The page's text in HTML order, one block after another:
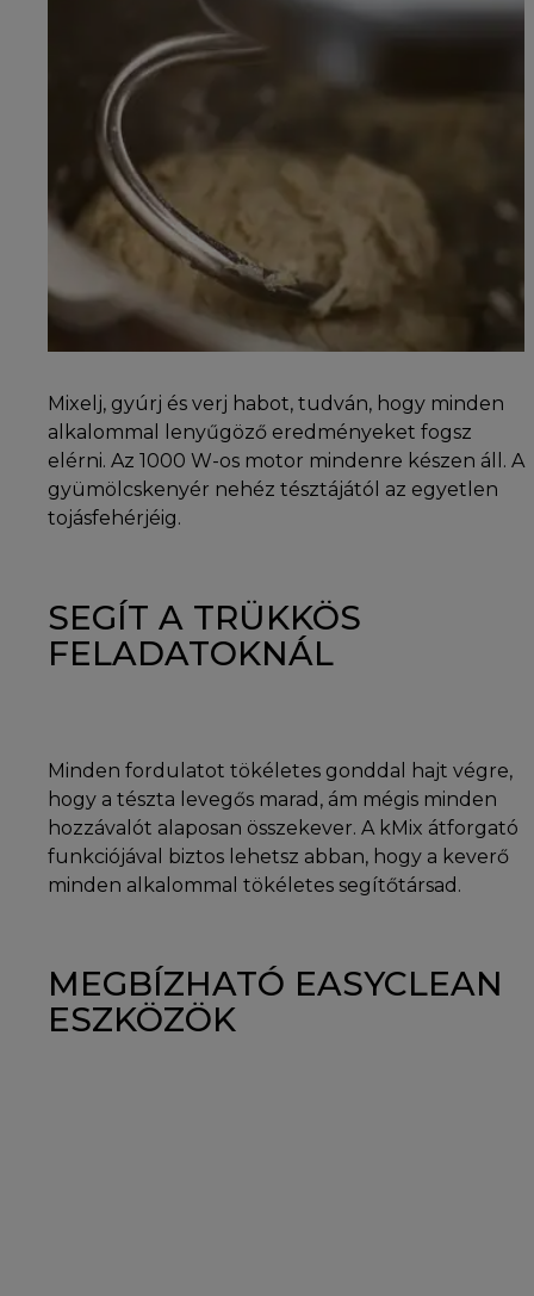
Mixelj, gyúrj és verj habot, tudván, hogy minden
alkalommal lenyűgöző eredményeket fogsz
elérni. Az 1000 W-os motor mindenre készen áll. A
gyümölcskenyér nehéz tésztájától az egyetlen
tojásfehérjéig.
SEGÍT A TRÜKKÖS
FELADATOKNÁL
Minden fordulatot tökéletes gonddal hajt végre,
hogy a tészta levegős marad, ám mégis minden
hozzávalót alaposan összekever. A kMix átforgató
funkciójával biztos lehetsz abban, hogy a keverő
minden alkalommal tökéletes segítőtársad.
MEGBÍZHATÓ EASYCLEAN
ESZKÖZÖK